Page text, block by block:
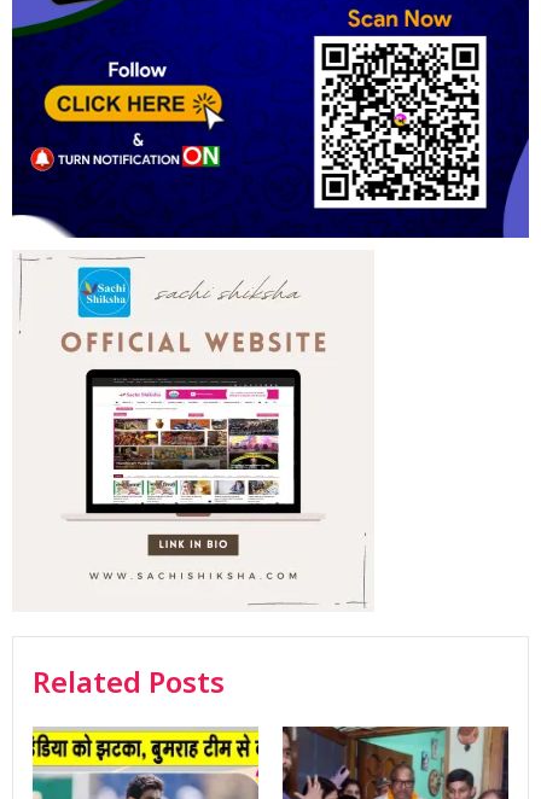
Related Posts